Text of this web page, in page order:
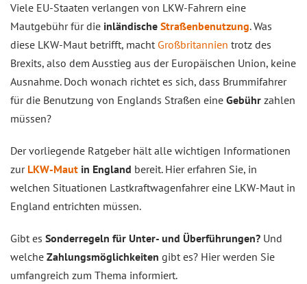
Viele EU-Staaten verlangen von LKW-Fahrern eine
Mautgebühr für die inländische Straßenbenutzung. Was
diese LKW-Maut betrifft, macht Großbritannien trotz des
Brexits, also dem Ausstieg aus der Europäischen Union, keine
Ausnahme. Doch wonach richtet es sich, dass Brummifahrer
für die Benutzung von Englands Straßen eine Gebühr zahlen
müssen?
Der vorliegende Ratgeber hält alle wichtigen Informationen
zur LKW-Maut in England bereit. Hier erfahren Sie, in
welchen Situationen Lastkraftwagenfahrer eine LKW-Maut in
England entrichten müssen.
Gibt es Sonderregeln für Unter- und Überführungen? Und
welche Zahlungsmöglichkeiten gibt es? Hier werden Sie
umfangreich zum Thema informiert.